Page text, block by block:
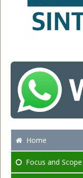
Home
Focus and Scope